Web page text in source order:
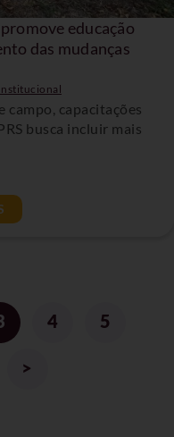
educação
das mudanças
campo, capacitações
busca incluir mais
4 5
>